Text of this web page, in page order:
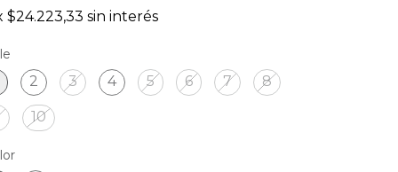
$24.223,33 sin interés
2 3 4 5 6 7 8
10